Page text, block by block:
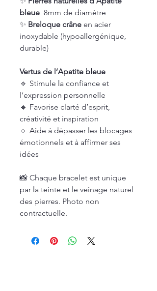
bleue 8mm de diamètre
✨ Breloque crâne en acier
inoxydable (hypoallergénique,
durable)
Vertus de l’Apatite bleue
🔹 Stimule la confiance et
l’expression personnelle
🔹 Favorise clarté d’esprit,
créativité et inspiration
🔹 Aide à dépasser les blocages
émotionnels et à affirmer ses
idées
📸 Chaque bracelet est unique
par la teinte et le veinage naturel
des pierres. Photo non
contractuelle.